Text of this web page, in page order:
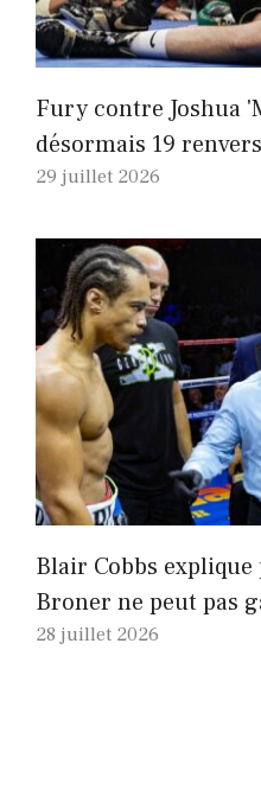
Fury contre Joshua
désormais 19
29 juillet 2026
Blair Cobbs
Broner ne peut pas
28 juillet 2026